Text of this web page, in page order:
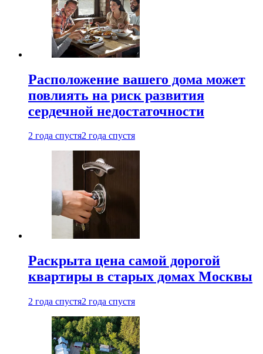
Расположение вашего дома может
повлиять на риск развития
сердечной недостаточности
2 года спустя2 года спустя
Раскрыта цена самой дорогой
квартиры в старых домах Москвы
2 года спустя2 года спустя